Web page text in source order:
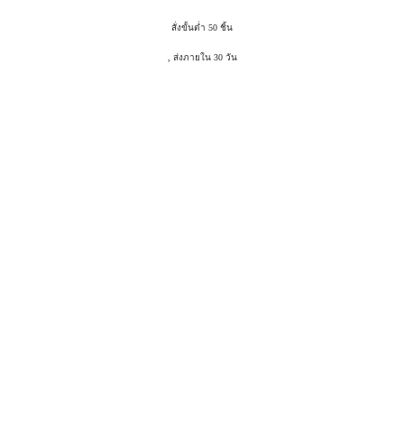
สั่งขั้นต่ำ 50 ชิ้น
, ส่งภายใน 30 วัน